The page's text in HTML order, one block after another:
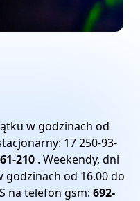
w godzinach od
17 250-93-
210 . Weekendy, dni
od 16.00 do
na telefon gsm: 692-